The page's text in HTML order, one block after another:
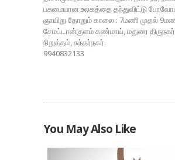
பசுமையான உலகத்தை தந்துவிட்டு
ஞாயிறு தோறும் காலை : 7மணி முதல்
சேமட்டான்குளம் கண்மாய், மதுரை
நிறுத்தம், சுந்தர்நகர்.
9940832133
You May Also Like